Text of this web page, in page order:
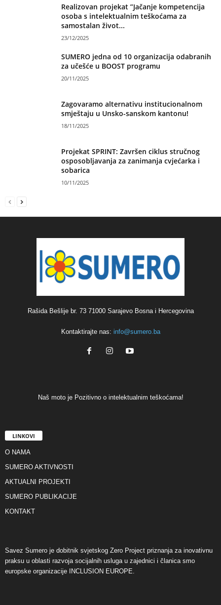
Realizovan projekat ”Jačanje kompetencija
osoba s intelektualnim teškoćama za
samostalan život...
23/12/2025
SUMERO jedna od 10 organizacija odabranih
za učešće u BOOST programu
20/11/2025
Zagovaramo alternativu institucionalnom
smještaju u Unsko-sanskom kantonu!
18/11/2025
Projekat SPRINT: Završen ciklus stručnog
osposobljavanja za zanimanja cvjećarka i
sobarica
10/11/2025
Rašida Bešlije br. 73 71000 Sarajevo Bosna i Hercegovina
Kontaktirajte nas: info@sumero.ba
Naš moto je Pozitivno o intelektualnim teškoćama!
LINKOVI
O NAMA
SUMERO AKTIVNOSTI
AKTUALNI PROJEKTI
SUMERO PUBLIKACIJE
KONTAKT
Savez Sumero je dobitnik svjetskog Zero Project priznanja za inovativnu
praksu u oblasti razvoja socijalnih usluga u zajednici i članica smo
europske organizacije INCLUSION EUROPE.